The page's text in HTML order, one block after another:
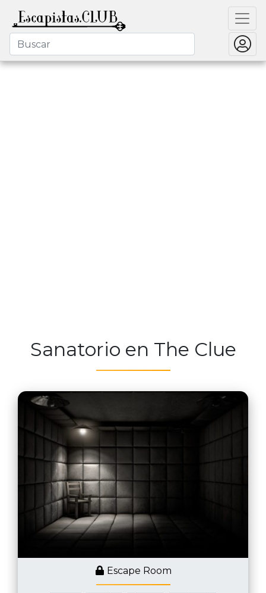
Sanatorio en The Clue
Escape Room